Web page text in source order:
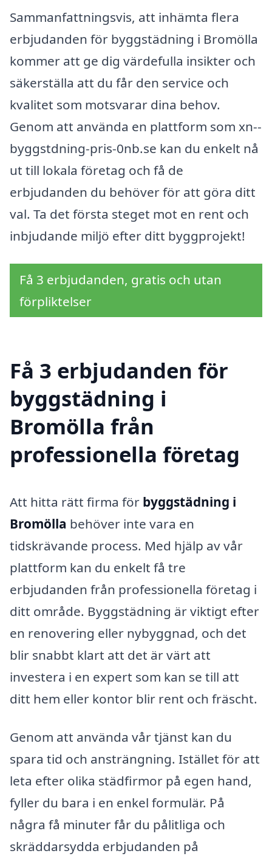
Sammanfattningsvis, att inhämta flera
erbjudanden för byggstädning i Bromölla
kommer att ge dig värdefulla insikter och
säkerställa att du får den service och
kvalitet som motsvarar dina behov.
Genom att använda en plattform som xn--
byggstdning-pris-0nb.se kan du enkelt nå
ut till lokala företag och få de
erbjudanden du behöver för att göra ditt
val. Ta det första steget mot en rent och
inbjudande miljö efter ditt byggprojekt!
Få 3 erbjudanden, gratis och utan
förpliktelser
Få 3 erbjudanden för
byggstädning i
Bromölla från
professionella företag
Att hitta rätt firma för byggstädning i
Bromölla behöver inte vara en
tidskrävande process. Med hjälp av vår
plattform kan du enkelt få tre
erbjudanden från professionella företag i
ditt område. Byggstädning är viktigt efter
en renovering eller nybyggnad, och det
blir snabbt klart att det är värt att
investera i en expert som kan se till att
ditt hem eller kontor blir rent och fräscht.
Genom att använda vår tjänst kan du
spara tid och ansträngning. Istället för att
leta efter olika städfirmor på egen hand,
fyller du bara i en enkel formulär. På
några få minuter får du pålitliga och
skräddarsydda erbjudanden på